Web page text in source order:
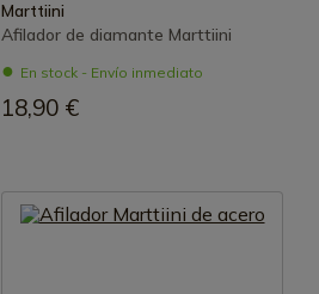
Marttiini
Afilador de diamante Marttiini
En stock - Envío inmediato
18,90 €